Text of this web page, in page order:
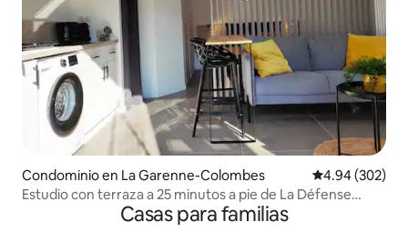
Condominio en La Garenne-Colombes Calificación
4.94 (302)
Estudio con terraza a 25 minutos a pie de La Défense
Casas para familias